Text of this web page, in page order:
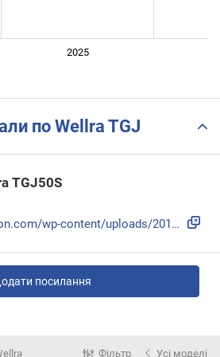
2025
по Wellra TGJ
TGJ50S
https://wellra-distribution.com/wp-content/uploads/2018/12/...
посилання
Фільтр Усі моделі